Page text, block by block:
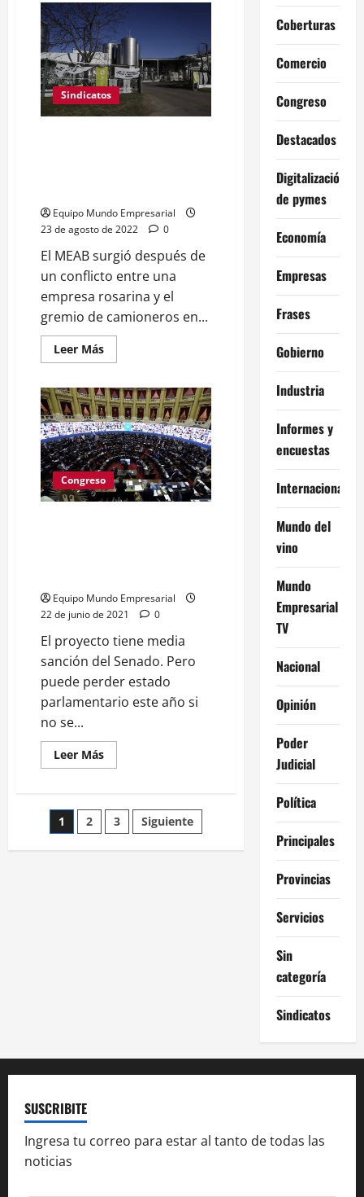
Elecciones
2025
Buenos
Aires:
Arrasó
Fuerza
Patria
y
La
Libertad
Sindicatos
Equipo Mundo Empresarial
23 de agosto de 2022
0
El MEAB surgió después de
un conflicto entre una
empresa rosarina y el
gremio de camioneros en...
Leer MásLeer
más
Derrocar
a
los
sindicatos:
Así
funciona
el
Movimiento
Empresarial
Antibloqueo
Congreso
Equipo Mundo Empresarial
22 de junio de 2021
0
El proyecto tiene media
sanción del Senado. Pero
puede perder estado
parlamentario este año si
no se...
Leer MásLeer
más
al
PRO
como
Paginación
de
1 2 3 Siguiente
Coberturas
Comercio
Congreso
Destacados
Digitalización
de pymes
Economía
Empresas
Frases
Gobierno
Industria
Informes y
encuestas
Internacional
Mundo del
vino
Mundo
Empresarial
TV
Nacional
Opinión
Poder
Judicial
Política
Principales
Provincias
Servicios
Sin
categoría
Sindicatos
SUSCRIBITE
Ingresa tu correo para estar al tanto de todas las
noticias